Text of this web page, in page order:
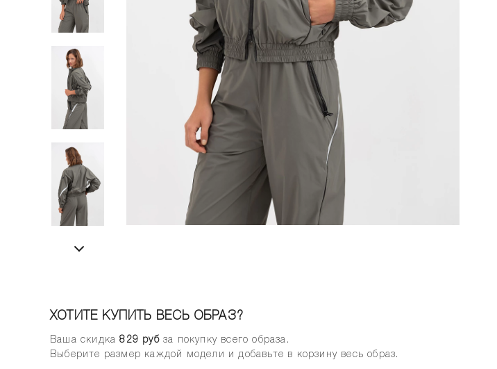
ХОТИТЕ КУПИТЬ ВЕСЬ ОБРАЗ?
Ваша скидка829 рубза покупку всего образа.
Выберите размер каждой модели и добавьте в корзину весь образ.